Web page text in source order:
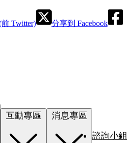
Twitter) 分享到 Facebook
諮詢小組